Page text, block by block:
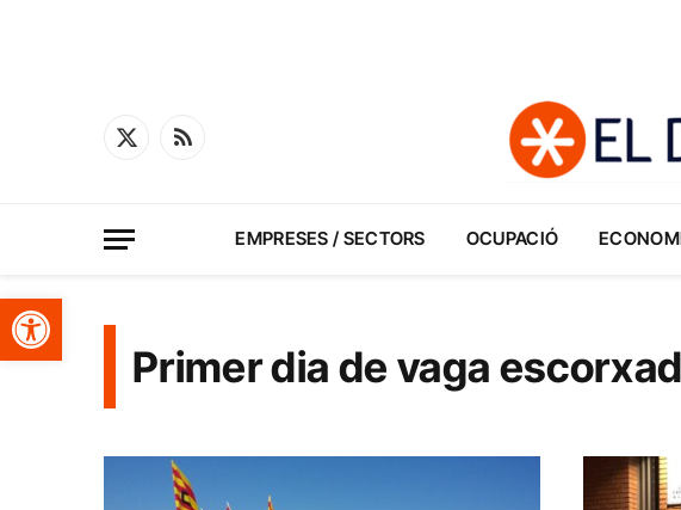
Obre la barra d'eines
X
RSS
EMPRESES / SECTORS OCUPACIÓ
Primer dia de vaga